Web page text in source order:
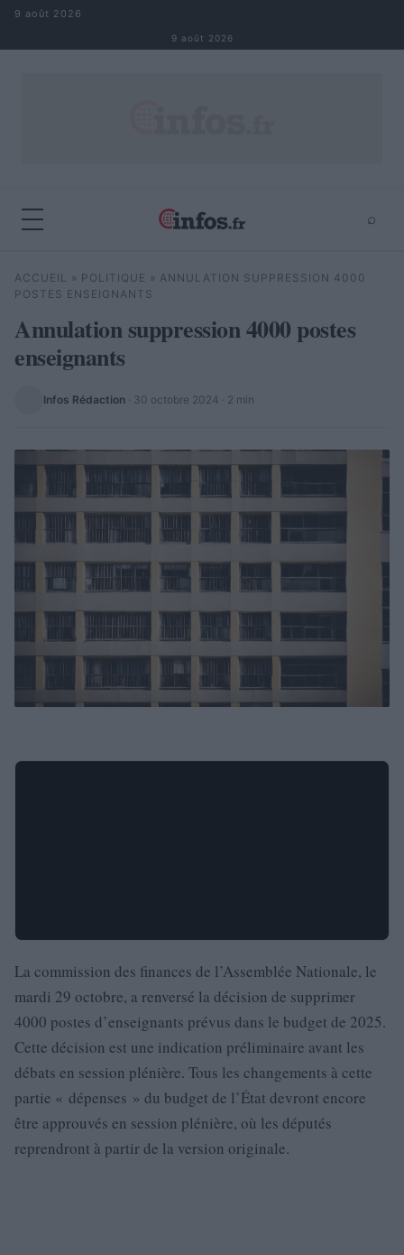
Aller au contenu
9 août 2026
9 août 2026
⌕
Rechercher ⌕
ACCUEIL » POLITIQUE » ANNULATION SUPPRESSION 4000
POSTES ENSEIGNANTS
Annulation suppression 4000 postes
enseignants
Infos Rédaction · 30 octobre 2024 · 2 min
La commission des finances de l’Assemblée Nationale, le
mardi 29 octobre, a renversé la décision de supprimer
4000 postes d’enseignants prévus dans le budget de 2025.
Cette décision est une indication préliminaire avant les
débats en session plénière. Tous les changements à cette
partie « dépenses » du budget de l’État devront encore
être approuvés en session plénière, où les députés
reprendront à partir de la version originale.